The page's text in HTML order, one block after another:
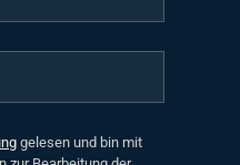
gelesen und bin mit